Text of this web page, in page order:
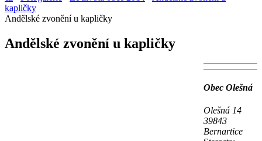
kapličky
Andělské zvonění u kapličky
Andělské zvonění u kapličky
Obec Olešná
Olešná 14
39843
Bernartice